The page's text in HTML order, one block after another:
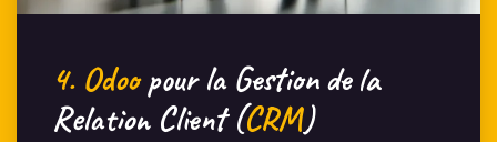
4. Odoopour la Gestion de la
Relation Client (CRM)